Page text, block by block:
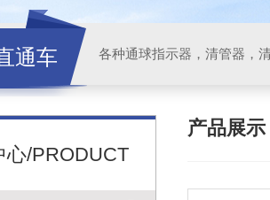
通车 各种通球指示器，清管器，
心/PRODUCT
产品展示